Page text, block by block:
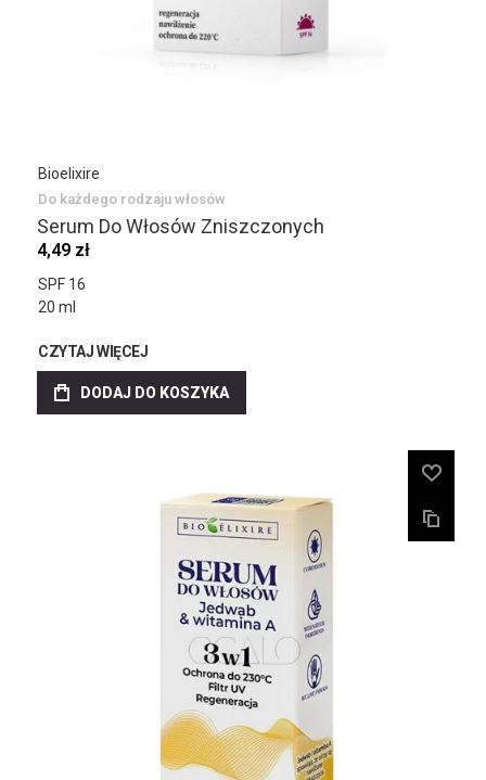
Bioelixire
Do każdego rodzaju włosów
Serum Do Włosów Zniszczonych
4,49 zł
SPF 16
20 ml
CZYTAJ WIĘCEJ
DODAJ DO KOSZYKA